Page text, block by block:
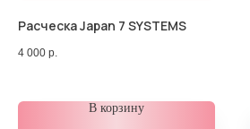
Расческа Japan 7 SYSTEMS
4 000 р.
В корзину